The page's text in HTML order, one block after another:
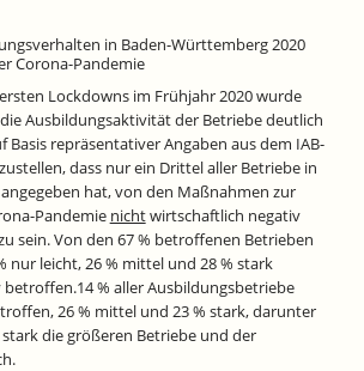
in Baden-Württemberg 2020
Corona-Pandemie
Lockdowns im Frühjahr 2020 wurde
Ausbildungsaktivität der Betriebe deutlich
Basis repräsentativer Angaben aus dem IAB-
dass nur ein Drittel aller Betriebe in
hat, von den Maßnahmen zur
Pandemie nichtwirtschaftlich negativ
sein.Von den 67 % betroffenen Betrieben
nur leicht, 26 % mittel und 28 % stark
% aller Ausbildungsbetriebe
26 % mittel und 23 % stark, darunter
die größeren Betriebe und der